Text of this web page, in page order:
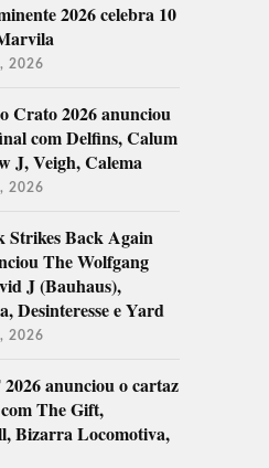
2026 celebra 10
2026
Crato 2026 anunciou
com Delfins, Calum
J, Veigh, Calema
2026
Strikes Back Again
The Wolfgang
J (Bauhaus),
Desinteresse e Yard
2026
2026 anunciou o cartaz
The Gift,
Bizarra Locomotiva,